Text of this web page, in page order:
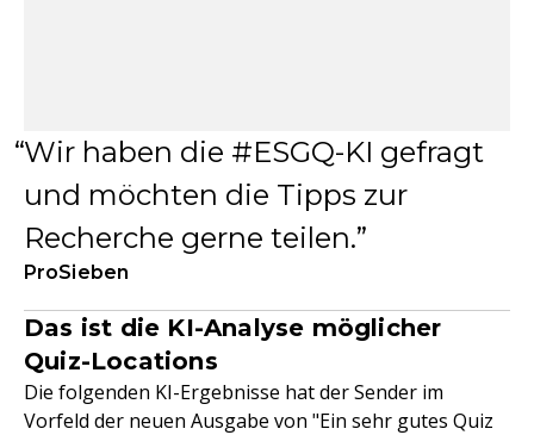
Wir haben die #ESGQ-KI gefragt
und möchten die Tipps zur
Recherche gerne teilen.
ProSieben
Das ist die KI-Analyse möglicher
Quiz-Locations
Die folgenden KI-Ergebnisse hat der Sender im
Vorfeld der neuen Ausgabe von "Ein sehr gutes Quiz